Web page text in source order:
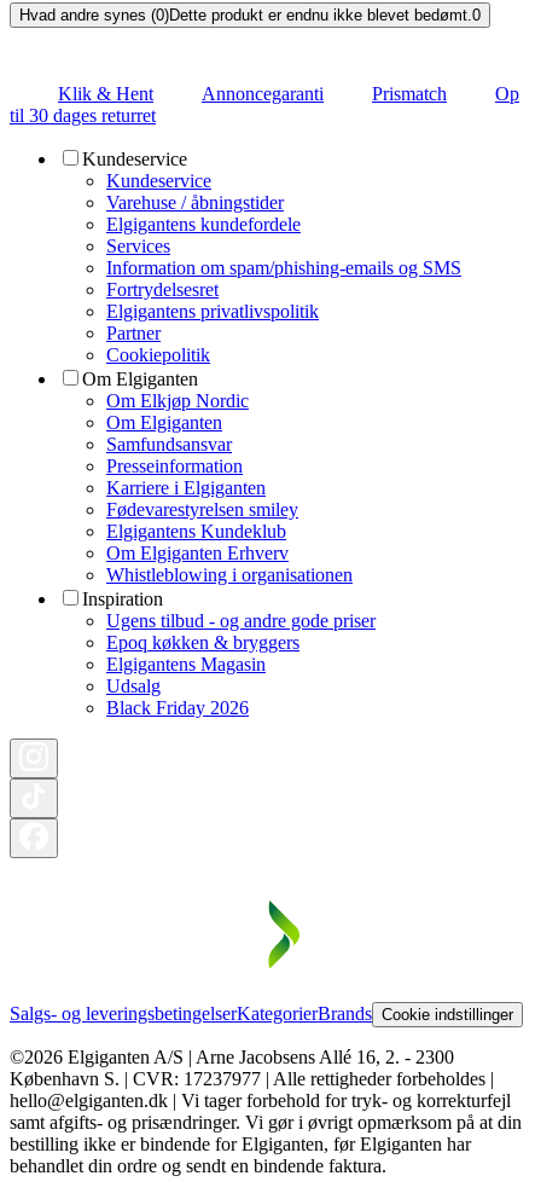
Hvad andre synes (0)Dette produkt er endnu ikke blevet bedømt. 0
Klik & Hent Annoncegaranti Prismatch
Op
til 30 dages returret
Kundeservice
Kundeservice
Varehuse / åbningstider
Elgigantens kundefordele
Services
Information om spam/phishing-emails og SMS
Fortrydelsesret
Elgigantens privatlivspolitik
Partner
Cookiepolitik
Om Elgiganten
Om Elkjøp Nordic
Om Elgiganten
Samfundsansvar
Presseinformation
Karriere i Elgiganten
Fødevarestyrelsen smiley
Elgigantens Kundeklub
Om Elgiganten Erhverv
Whistleblowing i organisationen
Inspiration
Ugens tilbud - og andre gode priser
Epoq køkken & bryggers
Elgigantens Magasin
Udsalg
Black Friday 2026
Salgs- og leveringsbetingelserKategorierBrands Cookie indstillinger
©2026 Elgiganten A/S | Arne Jacobsens Allé 16, 2. - 2300
København S. | CVR: 17237977 | Alle rettigheder forbeholdes |
hello@elgiganten.dk | Vi tager forbehold for tryk- og korrekturfejl
samt afgifts- og prisændringer. Vi gør i øvrigt opmærksom på at din
bestilling ikke er bindende for Elgiganten, før Elgiganten har
behandlet din ordre og sendt en bindende faktura.